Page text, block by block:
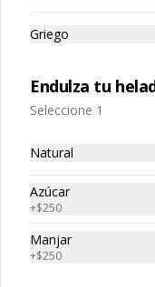
Conócenos
Griego
Endulza tu
Seleccione 1
Natural
Azúcar
+$250
Manjar
+$250